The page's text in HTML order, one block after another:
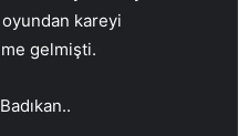
oyundan kareyi
gelmişti.